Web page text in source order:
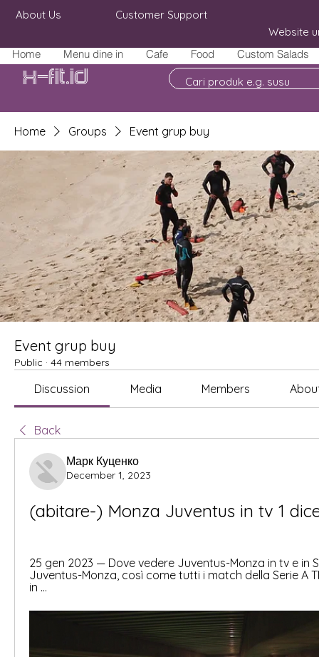
Home Menu dine in Cafe Food Custom Salads
About Us
Customer Support
Website
X-fit.id
Home Groups Event grup buy
Event grup buy
Public · 44 members
Discussion Media Members
Back
Марк Куценко
December 1, 2023
(abitare-) Monza Juventus in tv 1
25 gen 2023 — Dove vedere Juventus-Monza in tv e in
Juventus-Monza, così come tutti i match della Serie A
in ...